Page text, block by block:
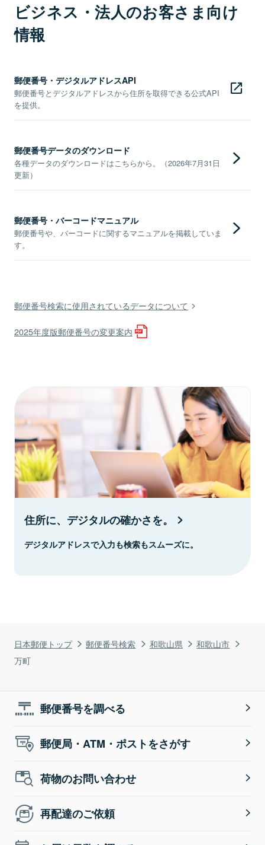
日本郵便トップ 郵便番号検索 和歌山県
和歌山市
万町
ビジネス・法人のお客さま向け
情報
郵便番号・デジタルアドレスAPI
郵便番号とデジタルアドレスから住所を取得できる公式API
を提供。
郵便番号データのダウンロード
各種データのダウンロードはこちらから。（2026年7月31日
更新）
郵便番号・バーコードマニュアル
郵便番号や、バーコードに関するマニュアルを掲載していま
す。
郵便番号検索に使用されているデータについて
2025年度版郵便番号の変更案内
住所に、デジタルの確かさを。
デジタルアドレスで入力も検索もスムーズに。
郵便番号を調べる
郵便局・ATM・ポストをさがす
荷物のお問い合わせ
再配達のご依頼